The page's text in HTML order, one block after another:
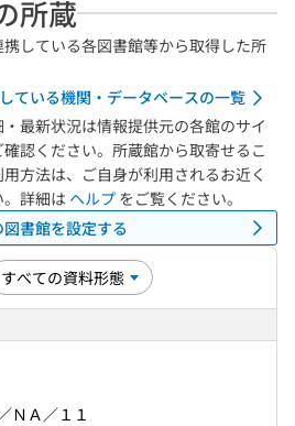
所蔵
している各図書館等から取得した所
ている機関・データベースの一覧
最新状況は情報提供元の各館のサイ
認ください。所蔵館から取寄せるこ
方法は、ご自身が利用されるお近く
詳細は ヘルプ をご覧ください。
書館を設定する
ＮＡ／１１